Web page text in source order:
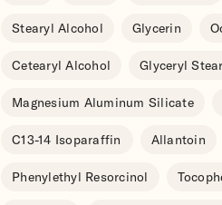
Stearyl Alcohol Glycerin
Cetearyl Alcohol Glyceryl
Magnesium Aluminum Silicate
C13-14 Isoparaffin Allantoin
Phenylethyl Resorcinol